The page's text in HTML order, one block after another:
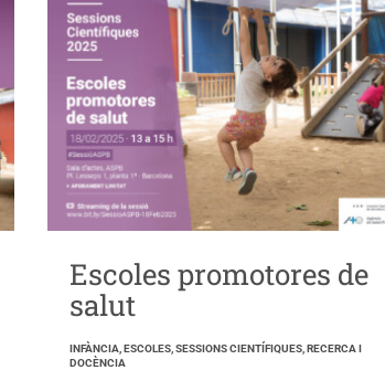
Escoles promotores de
salut
INFÀNCIA, ESCOLES, SESSIONS CIENTÍFIQUES, RECERCA I
DOCÈNCIA